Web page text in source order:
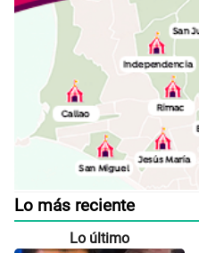
Lo más reciente
Lo último